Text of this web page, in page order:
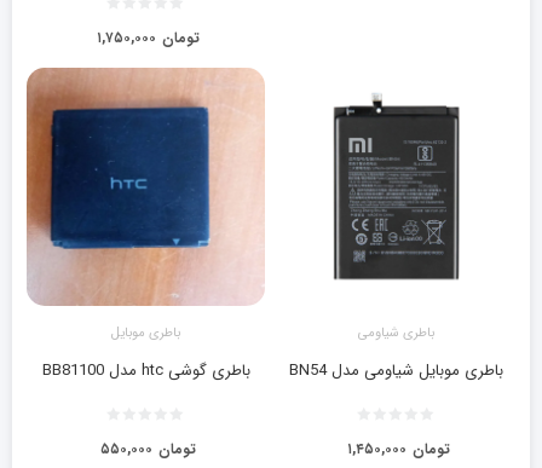
۱,۷۵۰,۰۰۰ تومان
باطری شیاومی
باطری موبایل شیاومی مدل BN54
۱,۴۵۰,۰۰۰ تومان
باطری موبایل
باطری گوشی htc مدل BB81100
۵۵۰,۰۰۰ تومان